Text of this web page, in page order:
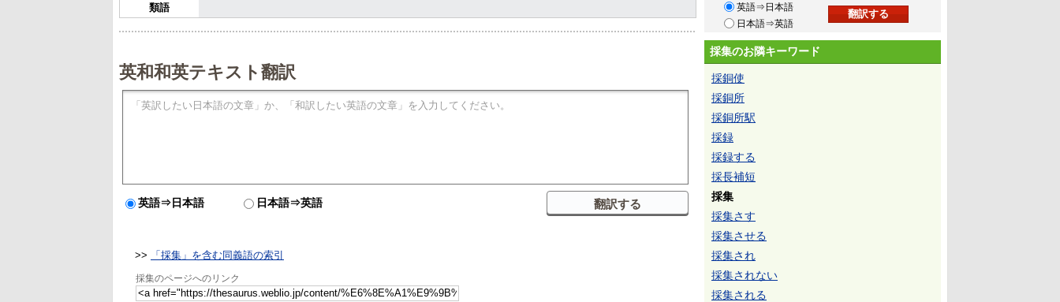
類語
英和和英テキスト翻訳
英語⇒日本語 日本語⇒英語
>> 「採集」を含む同義語の索引
採集のページへのリンク
英語⇒日本語
日本語⇒英語
採集のお隣キーワード
採銅使
採銅所
採銅所駅
採録
採録する
採長補短
採集
採集さす
採集させる
採集され
採集されない
採集される